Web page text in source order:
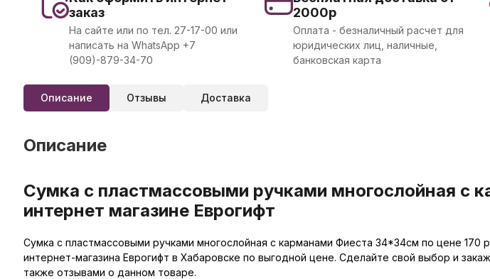
заказ
На сайте или по тел. 27-17-00 или
написать на WhatsApp +7
(909)-879-34-70
2000р
Оплата - безналичный расчет для
юридических лиц, наличные,
банковская карта
Описание Отзывы Доставка
Описание
Сумка с пластмассовыми ручками многослойная с
интернет магазине Еврогифт
Сумка с пластмассовыми ручками многослойная с карманами Фиеста 34*34см по цене 170
интернет-магазина Еврогифт в Хабаровске по выгодной цене. Сделайте свой выбор и
также отзывами о данном товаре.